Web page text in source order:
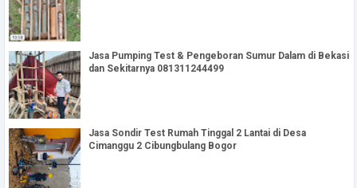
Jasa Pumping Test & Pengeboran Sumur Dalam di Bekasi
dan Sekitarnya 081311244499
Jasa Sondir Test Rumah Tinggal 2 Lantai di Desa
Cimanggu 2 Cibungbulang Bogor